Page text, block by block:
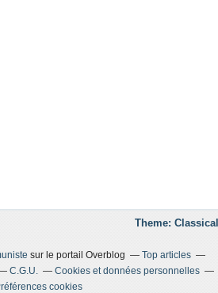
Theme:
sur le portail Overblog
Top articles
C.G.U.
Cookies et données personnelles
cookies